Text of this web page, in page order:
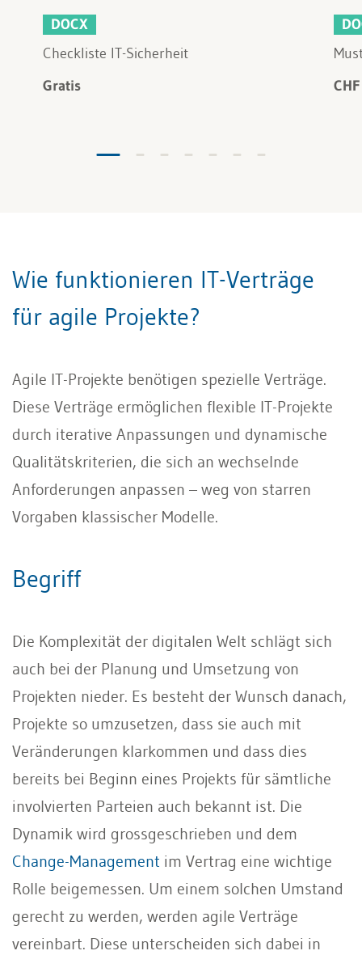
DOCX
Checkliste IT-Sicherheit
Gratis
Wie funktionieren IT-Verträge
für agile Projekte?
Agile IT-Projekte benötigen spezielle Verträge.
Diese Verträge ermöglichen flexible IT-Projekte
durch iterative Anpassungen und dynamische
Qualitätskriterien, die sich an wechselnde
Anforderungen anpassen – weg von starren
Vorgaben klassischer Modelle.
Begriff
Die Komplexität der digitalen Welt schlägt sich
auch bei der Planung und Umsetzung von
Projekten nieder. Es besteht der Wunsch danach,
Projekte so umzusetzen, dass sie auch mit
Veränderungen klarkommen und dass dies
bereits bei Beginn eines Projekts für sämtliche
involvierten Parteien auch bekannt ist. Die
Dynamik wird grossgeschrieben und dem
Change-Management im Vertrag eine wichtige
Rolle beigemessen. Um einem solchen Umstand
gerecht zu werden, werden agile Verträge
vereinbart. Diese unterscheiden sich dabei in